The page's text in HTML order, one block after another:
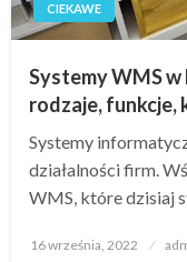
CIEKAWE
Systemy WMS
rodzaje, funkcje,
Systemy
działalności firm.
WMS, które dzisiaj
Opublikowane
16 września, 2022